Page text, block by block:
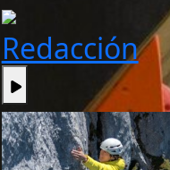
Redacción